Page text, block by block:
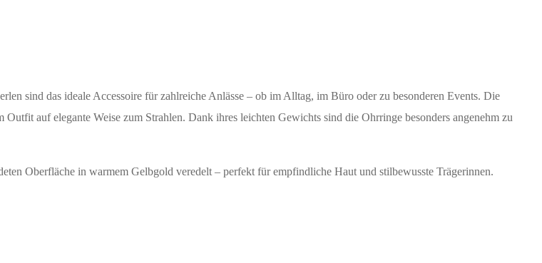
sind das ideale Accessoire für zahlreiche Anlässe – ob im Alltag, im Büro oder zu besonderen Events. Die
auf elegante Weise zum Strahlen. Dank ihres leichten Gewichts sind die Ohrringe besonders angenehm zu
Oberfläche in warmem Gelbgold veredelt – perfekt für empfindliche Haut und stilbewusste Trägerinnen.